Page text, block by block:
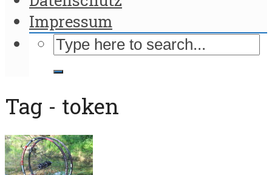
Impressum
Tag - token